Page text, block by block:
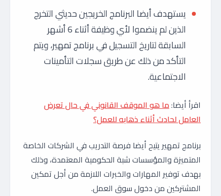
يستهدف أيضا البرنامج الخريجين حديثي التخرج
الذين لم ينضموا لأي وظيفة أثناء 6 أشهر
السابقة لتاريخ التسجيل في برنامج تمهير، ويتم
التأكد من ذلك عن طريق سجلات التأمينات
الاجتماعية.
اقرأ أيضا:ما هو الموقف القانوني في حال تعرض
العامل لحادث أثناء ذهابه للعمل؟
برنامج تمهير يتيح أيضا فرصة التدريب في الشركات الخاصة
المتميزة والمؤسسات شبة الحكومية المعتمدة، وذلك
بهدف توفير المهارات والخبرات اللازمة من أجل تمكين
المشتركين من دخول سوق العمل.